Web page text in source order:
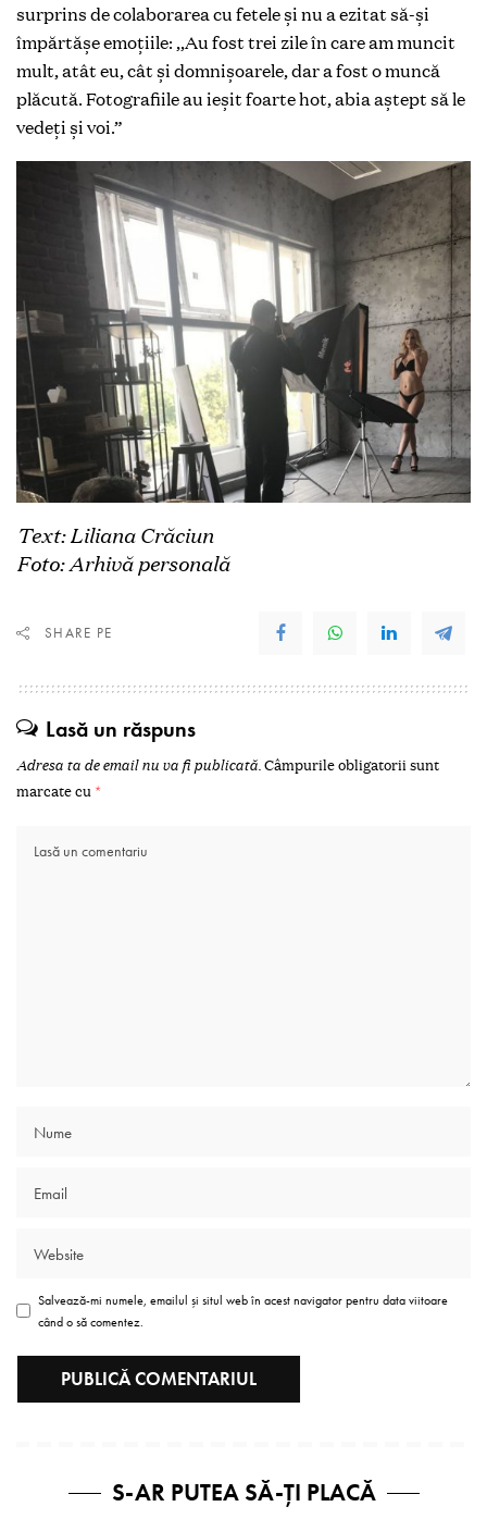
surprins de colaborarea cu fetele și nu a ezitat să-și
împărtășe emoțiile: ,,Au fost trei zile în care am muncit
mult, atât eu, cât și domnișoarele, dar a fost o muncă
plăcută. Fotografiile au ieșit foarte hot, abia aștept să le
vedeți și voi.”
Text: Liliana Crăciun
Foto: Arhivă personală
SHARE PE
Lasă un răspuns
Adresa ta de email nu va fi publicată.Câmpurile obligatorii sunt
marcate cu *
Salvează-mi numele, emailul și situl web în acest navigator pentru data viitoare
când o să comentez.
S-AR PUTEA SĂ-ȚI PLACĂ